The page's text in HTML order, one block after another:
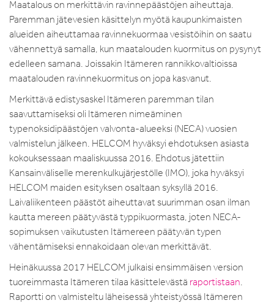
Maatalous on merkittävin ravinnepäästöjen aiheuttaja.
Paremman jätevesien käsittelyn myötä kaupunkimaisten
alueiden aiheuttamaa ravinnekuormaa vesistöihin on saatu
vähennettyä samalla, kun maatalouden kuormitus on pysynyt
edelleen samana. Joissakin Itämeren rannikkovaltioissa
maatalouden ravinnekuormitus on jopa kasvanut.
Merkittävä edistysaskel Itämeren paremman tilan
saavuttamiseksi oli Itämeren nimeäminen
typenoksidipäästöjen valvonta-alueeksi (NECA) vuosien
valmistelun jälkeen. HELCOM hyväksyi ehdotuksen asiasta
kokouksessaan maaliskuussa 2016. Ehdotus jätettiin
Kansainväliselle merenkulkujärjestölle (IMO), joka hyväksyi
HELCOM maiden esityksen osaltaan syksyllä 2016.
Laivaliikenteen päästöt aiheuttavat suurimman osan ilman
kautta mereen päätyvästä typpikuormasta, joten NECA-
sopimuksen vaikutusten Itämereen päätyvän typen
vähentämiseksi ennakoidaan olevan merkittävät.
Heinäkuussa 2017 HELCOM julkaisi ensimmäisen version
tuoreimmasta Itämeren tilaa käsittelevästä raportistaan.
Raportti on valmisteltu läheisessä yhteistyössä Itämeren